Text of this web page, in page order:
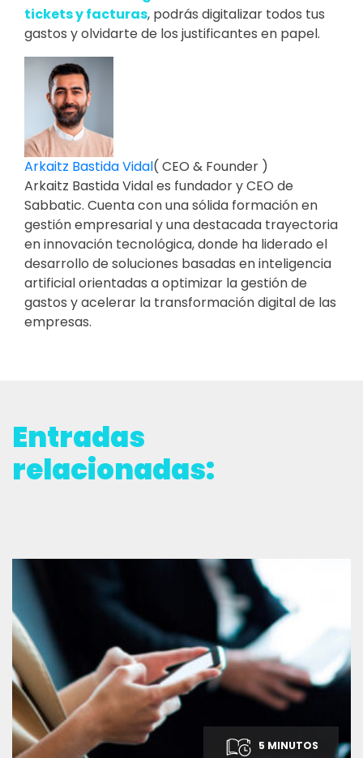
tickets y facturas, podrás digitalizar todos tus
gastos y olvidarte de los justificantes en papel.
Arkaitz Bastida Vidal( CEO & Founder )
Arkaitz Bastida Vidal es fundador y CEO de
Sabbatic. Cuenta con una sólida formación en
gestión empresarial y una destacada trayectoria
en innovación tecnológica, donde ha liderado el
desarrollo de soluciones basadas en inteligencia
artificial orientadas a optimizar la gestión de
gastos y acelerar la transformación digital de las
empresas.
Entradas
relacionadas:
5 MINUTOS